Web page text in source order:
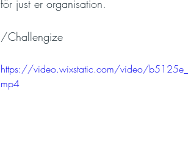
för just er organisation.
/Challengize
https://video.wixstatic.com/video/
mp4